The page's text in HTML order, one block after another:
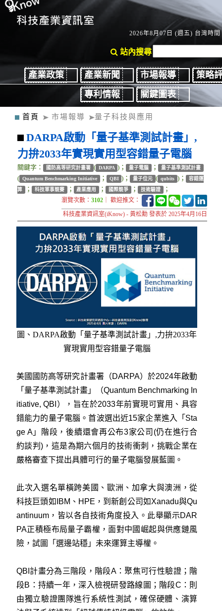
2026年8月07日 (週五) 台灣時間
站內搜尋
產業政策 產業新聞 市場報導
策略
專利情報
關鍵圖表
首頁 市場報導 量子科技與應用
DARPA啟動「量子基準測試計畫」,
力拚2033年實現實用型容錯量子電腦
關鍵字： 國防高等研究計畫署 ( DARPA )； 量子電腦 ； 量子基準測試計畫
( Quantum Benchmarking Initiative ； QBI )； 量子位元 ( qubits )；
容錯運
算 ； 科技軍事競賽 ； 產業應用 ； 國際競爭 ； 技術驗證 ；
瀏覽次數：3102 ｜ 歡迎推文：
科技產業資訊室(iKnow) - 黃松勳 發表於 2025年4月16日
圖、DARPA啟動「量子基準測試計畫」,力拚2033年
實現實用型容錯量子電腦
美國國防高等研究計畫署（DARPA）於2024年啟動
「量子基準測試計畫」（Quantum Benchmarking In
itiative, QBI），旨在於2033年前實現可實用、具容
錯能力的量子電腦。首波選出近15家企業進入「Sta
ge A」階段，後續還會再公布3家公司(仍在進行合
約談判)，這是為期六個月的技術衝刺，挑戰企業在
嚴格審查下提出具體可行的量子電腦發展藍圖。
此次入選名單橫跨美國、歐洲、加拿大與澳洲，從
科技巨頭如IBM、HPE，到新創公司如Xanadu與Qu
antinuum，皆以各自技術角度投入。此舉顯示DAR
PA正積極布局量子霸權，面對中國崛起與供應鏈風
險，試圖「選邊站穩」未來運算主導權。
QBI計畫分為三階段，階段A：聚焦可行性驗證；階
段B：持續一年，深入檢視研發路線圖；階段C：則
由獨立驗證團隊進行系統性測試，確保硬體、演算